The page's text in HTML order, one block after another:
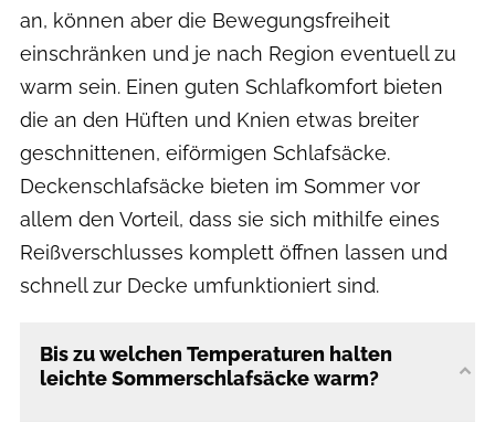
an, können aber die Bewegungsfreiheit
einschränken und je nach Region eventuell zu
warm sein. Einen guten Schlafkomfort bieten
die an den Hüften und Knien etwas breiter
geschnittenen, eiförmigen Schlafsäcke.
Deckenschlafsäcke bieten im Sommer vor
allem den Vorteil, dass sie sich mithilfe eines
Reißverschlusses komplett öffnen lassen und
schnell zur Decke umfunktioniert sind.
Bis zu welchen Temperaturen halten
leichte Sommerschlafsäcke warm?